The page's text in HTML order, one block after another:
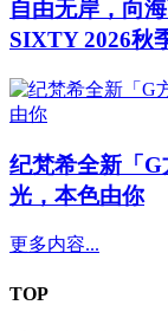
自由无岸，向
SIXTY 2026秋
纪梵希全新「
光，本色由你
更多内容...
TOP